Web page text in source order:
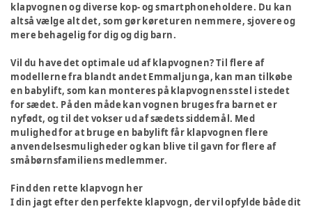
klapvognen og diverse kop- og smartphoneholdere. Du kan
altså vælge alt det, som gør køreturen nemmere, sjovere og
mere behagelig for dig og dig barn.
Vil du have det optimale ud af klapvognen? Til flere af
modellerne fra blandt andet Emmaljunga, kan man tilkøbe
en babylift, som kan monteres på klapvognens stel i stedet
for sædet. På den måde kan vognen bruges fra barnet er
nyfødt, og til det vokser ud af sædets siddemål. Med
mulighed for at bruge en babylift får klapvognen flere
anvendelsesmuligheder og kan blive til gavn for flere af
småbørnsfamiliens medlemmer.
Find den rette klapvogn her
I din jagt efter den perfekte klapvogn, der vil opfylde både dit